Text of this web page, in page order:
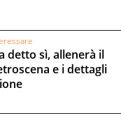
detto sì, allenerà il
e i dettagli